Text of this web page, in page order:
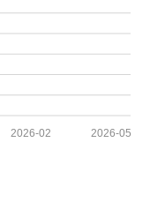
2026-05
2026-02